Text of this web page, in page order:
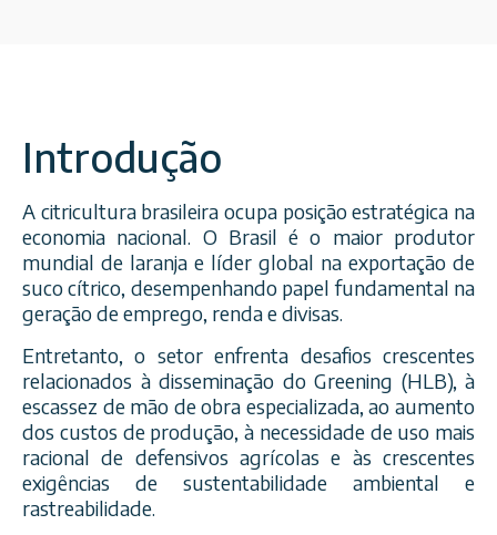
Introdução
A citricultura brasileira ocupa posição estratégica na
economia nacional. O Brasil é o maior produtor
mundial de laranja e líder global na exportação de
suco cítrico, desempenhando papel fundamental na
geração de emprego, renda e divisas.
Entretanto, o setor enfrenta desafios crescentes
relacionados à disseminação do Greening (HLB), à
escassez de mão de obra especializada, ao aumento
dos custos de produção, à necessidade de uso mais
racional de defensivos agrícolas e às crescentes
exigências de sustentabilidade ambiental e
rastreabilidade.